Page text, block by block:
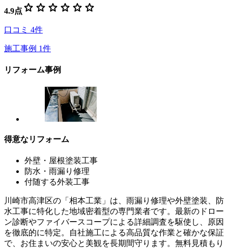
4.9点 star star star star star star
口コミ 4件
施工事例 1件
リフォーム事例
得意なリフォーム
外壁・屋根塗装工事
防水・雨漏り修理
付随する外装工事
川崎市高津区の「相本工業」は、雨漏り修理や外壁塗装、防
水工事に特化した地域密着型の専門業者です。最新のドロー
ン診断やファイバースコープによる詳細調査を駆使し、原因
を徹底的に特定。自社施工による高品質な作業と確かな保証
で、お住まいの安心と美観を長期間守ります。無料見積もり